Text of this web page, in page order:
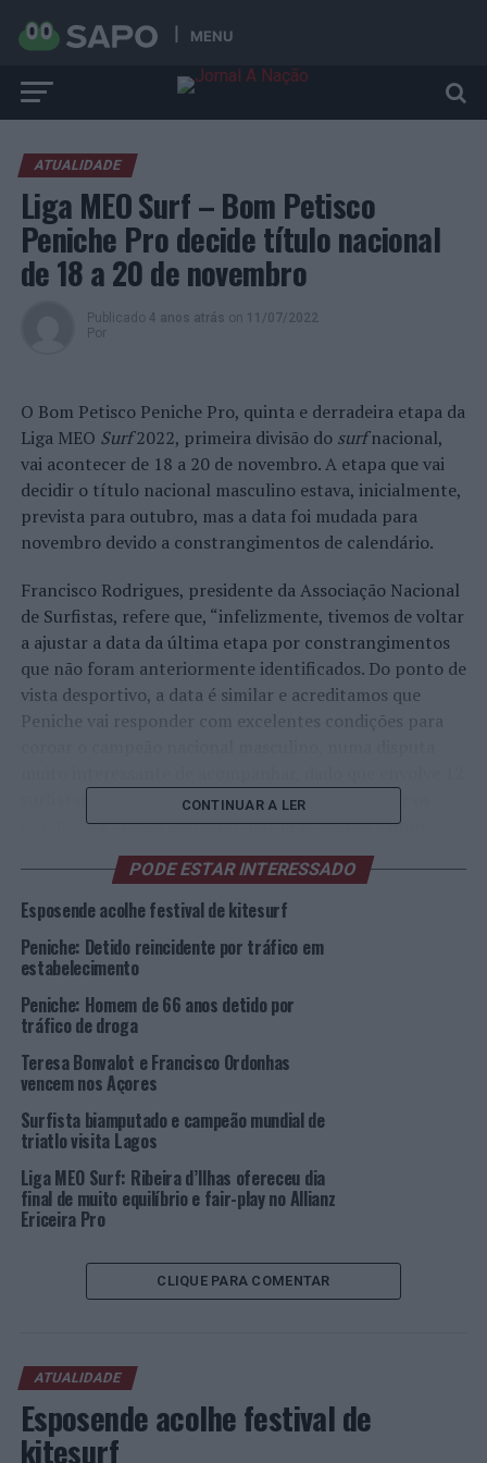
MENU
ATUALIDADE
Liga MEO Surf – Bom Petisco
Peniche Pro decide título nacional
de 18 a 20 de novembro
Publicado 4 anos atrás on 11/07/2022
Por
O Bom Petisco Peniche Pro, quinta e derradeira etapa da
Liga MEO Surf2022, primeira divisão do surfnacional,
vai acontecer de 18 a 20 de novembro. A etapa que vai
decidir o título nacional masculino estava, inicialmente,
prevista para outubro, mas a data foi mudada para
novembro devido a constrangimentos de calendário.
Francisco Rodrigues, presidente da Associação Nacional
de Surfistas, refere que, “infelizmente, tivemos de voltar
a ajustar a data da última etapa por constrangimentos
que não foram anteriormente identificados. Do ponto de
vista desportivo, a data é similar e acreditamos que
Peniche vai responder com excelentes condições para
surfistas candidatos. Nunca é de mais voltar a dar os
parabéns à Teresa Bonvalot, que já se sagrou campeã
nacional feminina e, em 2022, pela 4ª vez na sua
carreira”.
Assim, a Capital da Onda prepara-se para receber os
melhores surfistas nacionais em novembro, em plena
temporada de inverno, no segundo ano consecutivo que
a Liga MEOSurfpassa por estas míticas ondas da Costa
Oeste portuguesa, depois de, no ano passado, os
juniores Afonso Antunes e Kika Veselko terem sido os
vencedores em Supertubos.
Após o título nacional feminino ter sido conquistado de
forma antecipada por Teresa Bonvalot, no Allianz
Ribeira Grande Pro, as decisões do título masculino
ficaram adiadas para a última etapa.
2022 – Teresa Bonvalot (campeã por antecipação)
2019 – Yolanda Hopkins e Miguel Blanco
CONTINUAR A LER
PODE ESTAR INTERESSADO
Esposende acolhe festival de kitesurf
Peniche: Detido reincidente por tráfico em
estabelecimento
Peniche: Homem de 66 anos detido por
tráfico de droga
Teresa Bonvalot e Francisco Ordonhas
vencem nos Açores
Surfista biamputado e campeão mundial de
triatlo visita Lagos
Liga MEO Surf: Ribeira d’Ilhas ofereceu dia
final de muito equilíbrio e fair-play no Allianz
Ericeira Pro
CLIQUE PARA COMENTAR
ATUALIDADE
Esposende acolhe festival de
kitesurf